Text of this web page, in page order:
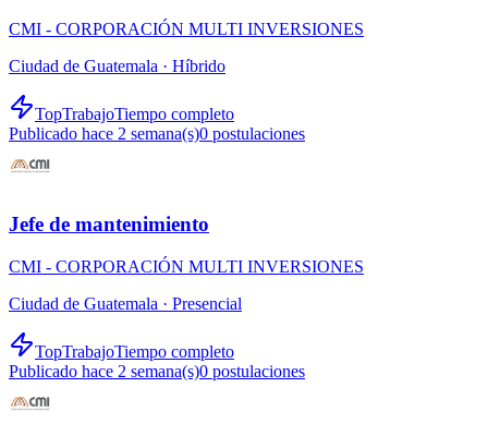
CMI - CORPORACIÓN MULTI INVERSIONES
Ciudad de Guatemala · Híbrido
TopTrabajoTiempo completo
Publicado hace 2 semana(s)0 postulaciones
Jefe de mantenimiento
CMI - CORPORACIÓN MULTI INVERSIONES
Ciudad de Guatemala · Presencial
TopTrabajoTiempo completo
Publicado hace 2 semana(s)0 postulaciones